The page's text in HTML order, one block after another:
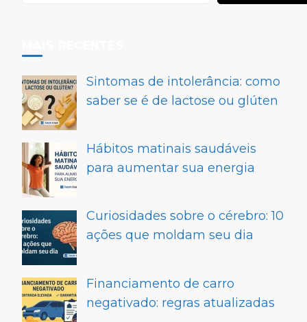
Sintomas de intolerância: como
saber se é de lactose ou glúten
Hábitos matinais saudáveis
para aumentar sua energia
Curiosidades sobre o cérebro: 10
ações que moldam seu dia
Financiamento de carro
negativado: regras atualizadas